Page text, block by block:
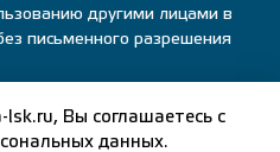
другими лицами в
письменного разрешения
lsk.ru, Вы соглашаетесь с
данных.